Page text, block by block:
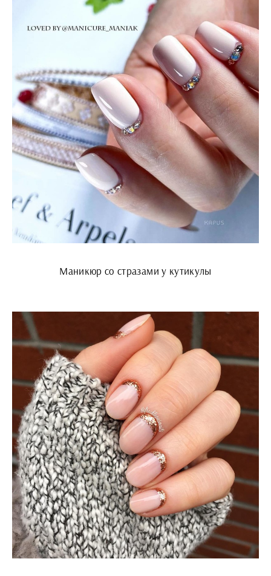
Маникюр со стразами у кутикулы